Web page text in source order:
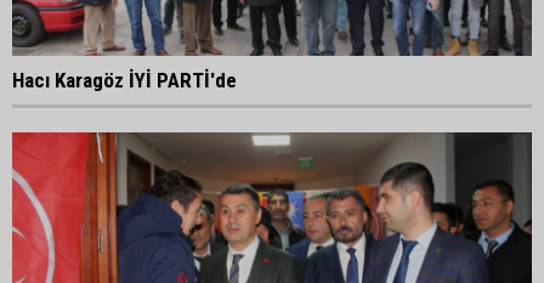
Hacı Karagöz İYİ PARTİ'de